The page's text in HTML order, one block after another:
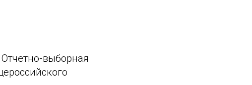
выборная